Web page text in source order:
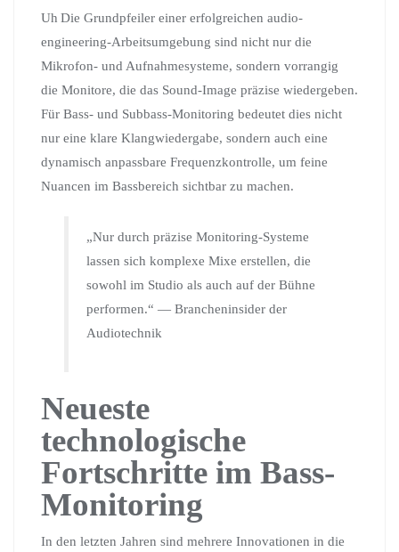
Uh Die Grundpfeiler einer erfolgreichen audio-
engineering-Arbeitsumgebung sind nicht nur die
Mikrofon- und Aufnahmesysteme, sondern vorrangig
die Monitore, die das Sound-Image präzise wiedergeben.
Für Bass- und Subbass-Monitoring bedeutet dies nicht
nur eine klare Klangwiedergabe, sondern auch eine
dynamisch anpassbare Frequenzkontrolle, um feine
Nuancen im Bassbereich sichtbar zu machen.
„Nur durch präzise Monitoring-Systeme
lassen sich komplexe Mixe erstellen, die
sowohl im Studio als auch auf der Bühne
performen.“ — Brancheninsider der
Audiotechnik
Neueste
technologische
Fortschritte im Bass-
Monitoring
In den letzten Jahren sind mehrere Innovationen in die